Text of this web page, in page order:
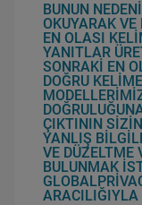
BUNUN
OKUYARAK
EN OLASI
YANITLAR
SONRAKI EN
DOĞRU
ÇIKTININ
YANLIŞ
VE DÜZELTME
BULUNMAK
ARACILIĞIYLA